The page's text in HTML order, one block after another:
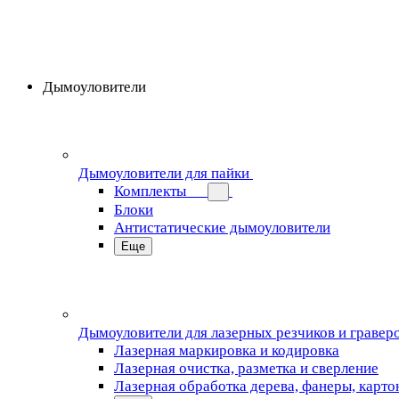
Дымоуловители
Дымоуловители для пайки
Комплекты
Блоки
Антистатические дымоуловители
Еще
Дымоуловители для лазерных резчиков и
Лазерная маркировка и кодировка
Лазерная очистка, разметка и сверление
Лазерная обработка дерева, фанеры,